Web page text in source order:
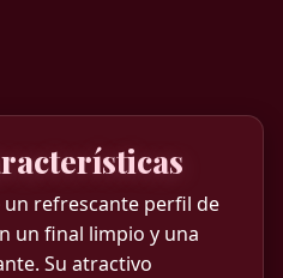
un refrescante perfil de
un final limpio y una
Su atractivo